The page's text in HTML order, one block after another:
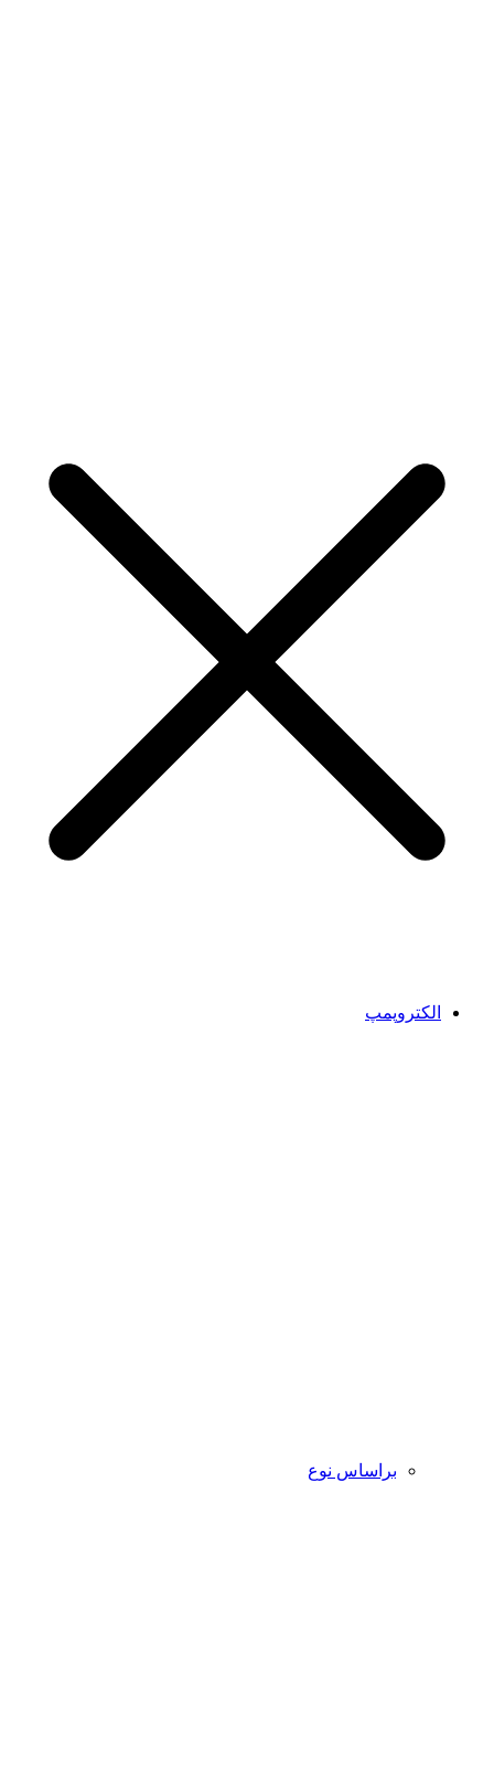
الکتروپمپ
براساس نوع